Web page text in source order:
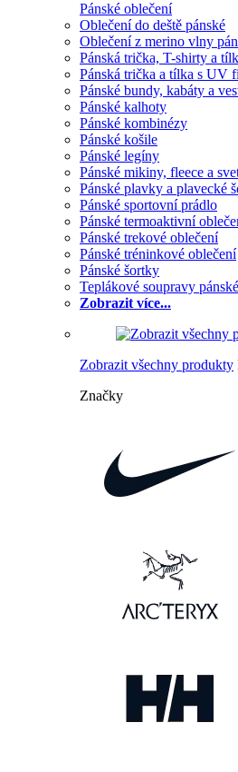
Pánské oblečení
Oblečení do deště pánské
Oblečení z merino vlny
Pánská trička, T-shirty a
Pánská trička a tílka s UV
Pánské bundy, kabáty a
Pánské kalhoty
Pánské kombinézy
Pánské košile
Pánské legíny
Pánské mikiny, fleece a
Pánské plavky a plavecké
Pánské sportovní prádlo
Pánské termoaktivní
Pánské trekové oblečení
Pánské tréninkové oblečení
Pánské šortky
Teplákové soupravy pánské
Zobrazit více...
Zobrazit všechny produkty
Značky